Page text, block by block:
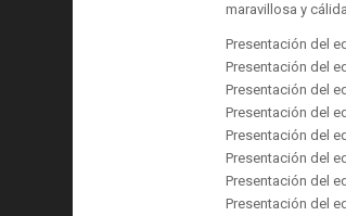
maravillosa y
Presentación del
Presentación del
Presentación del
Presentación del
Presentación del
Presentación del
Presentación del
Presentación del